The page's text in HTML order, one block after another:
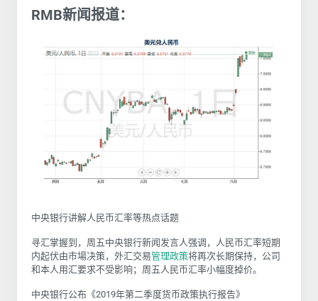
RMB新闻报道：
中央银行讲解人民币汇率等热点话题
寻汇掌握到，周五中央银行新闻发言人强调，人民币汇率短期
内起伏由市場决策，外汇交易管理政策将再次长期保持，公司
和本人用汇要求不受影响；周五人民币汇率小幅度掉价。
中央银行公布《2019年第二季度货币政策执行报告》